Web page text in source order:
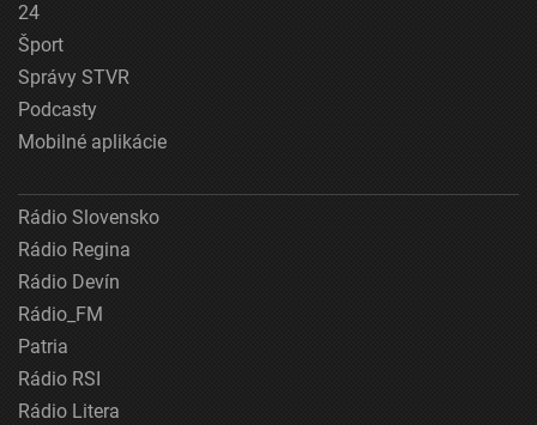
24
Šport
Správy STVR
Podcasty
Mobilné aplikácie
Rádio Slovensko
Rádio Regina
Rádio Devín
Rádio_FM
Patria
Rádio RSI
Rádio Litera